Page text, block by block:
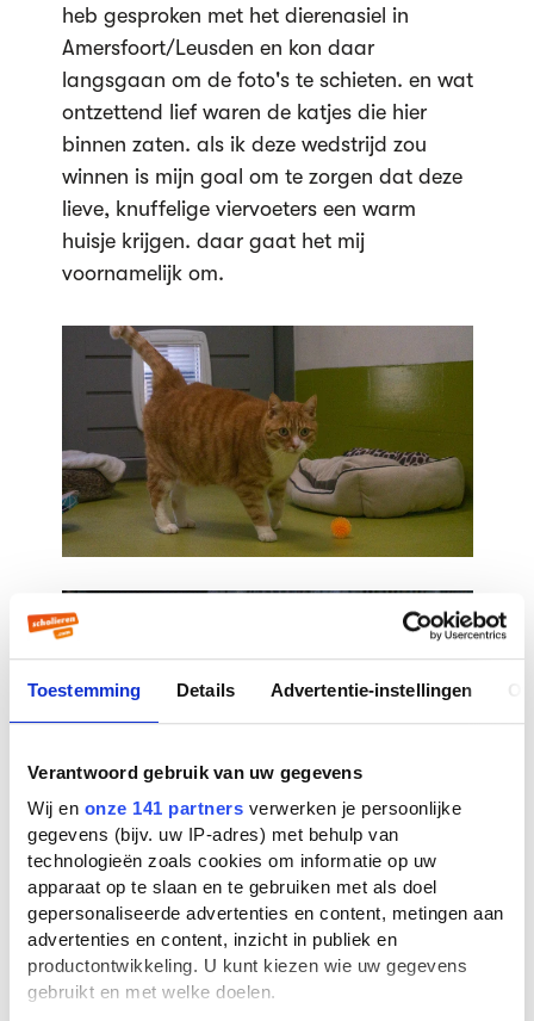
Toestemming Details Advertentie-instellingen
Verantwoord gebruik van uw gegevens
Wij en onze 141 partners verwerken je persoonlijke
gegevens (bijv. uw IP-adres) met behulp van
technologieën zoals cookies om informatie op uw
apparaat op te slaan en te gebruiken met als doel
gepersonaliseerde advertenties en content, metingen aan
advertenties en content, inzicht in publiek en
productontwikkeling. U kunt kiezen wie uw gegevens
gebruikt en met welke doelen.
heb gesproken met het dierenasiel in
Amersfoort/Leusden en kon daar
langsgaan om de foto's te schieten. en wat
ontzettend lief waren de katjes die hier
binnen zaten. als ik deze wedstrijd zou
winnen is mijn goal om te zorgen dat deze
lieve, knuffelige viervoeters een warm
huisje krijgen. daar gaat het mij
voornamelijk om.